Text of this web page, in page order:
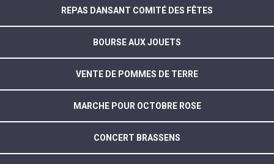
REPAS DANSANT COMITÉ DES FÊTES
BOURSE AUX JOUETS
VENTE DE POMMES DE TERRE
MARCHE POUR OCTOBRE ROSE
CONCERT BRASSENS